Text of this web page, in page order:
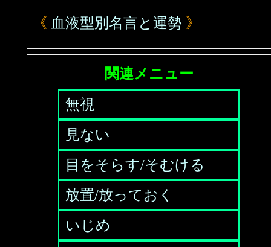
《 血液型別名言と運勢 》
関連メニュー
無視
見ない
目をそらす/そむける
放置/放っておく
いじめ